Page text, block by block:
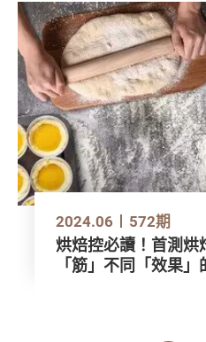
2024.06 572期
烘焙控必讀！首測烘
「筋」不同「效果」